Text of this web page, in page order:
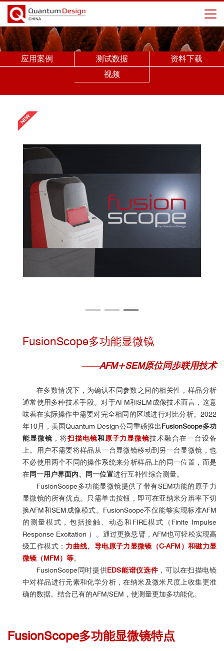
应用案例 测试数据
资料下载
视频
FusionScope多功能显微镜
——AFM+SEM原位同步联用技术
在多数情况下， 为确认不同参数之间的相关性， 样品分析
通常使用多种技术手段。对于AFM和SEM成像技术而言，这意
味着在实际操作中需要对完全相同的区域进行对比分析。2022
年10月，美国Quantum Design公司重磅推出FusionScope多功
能显微镜 ，将扫描电镜和原子力显微镜技术融合在一台设备
上。用户不需要将样品从一台显微镜移动到另一台显微镜，也
不必使用两个不同的操作系统来分析样品上的同一位置，而是
在同一用户界面内、同一位置进行互补性综合测量。
FusionScope多功能显微镜提供了带有SEM功能的原子力
显微镜的所有优点。 只需单击按钮，即可在亚纳米分辨率下切
换AFM和SEM成像模式。 FusionScope不仅能够实现标准AFM
的测量模式，包括接触、动态和FIRE模式（Finite Impulse
Response Excitation ）。通过更换悬臂，AFM也可轻松实现高
级工作模式： 力曲线、导电原子力显微镜（C-AFM）和磁力显
微镜（MFM）等。
FusionScope同时提供EDS能谱仪选件，可以在扫描电镜
中对样品进行元素和化学分析，在纳米及微米尺度上收集更准
确的数据。结合已有的AFM/SEM，使测量更加多功能化。
FusionScope多功能显微镜特点